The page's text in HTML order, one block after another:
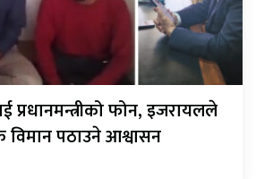
प्रधानमन्त्रीको फोन, इजरायलले
विमान पठाउने आश्वासन